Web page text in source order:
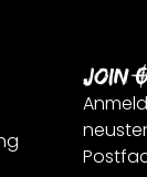
Join